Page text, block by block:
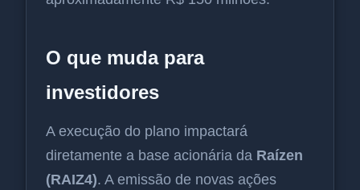
O que muda para
investidores
A execução do plano impactará
diretamente a base acionária da Raízen
(RAIZ4). A emissão de novas ações